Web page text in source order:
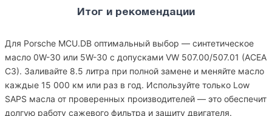
Итог и рекомендации
Для Porsche MCU.DB оптимальный выбор — синтетическое
масло 0W-30 или 5W-30 с допусками VW 507.00/507.01 (ACEA
C3). Заливайте 8.5 литра при полной замене и меняйте масло
каждые 15 000 км или раз в год. Используйте только Low
SAPS масла от проверенных производителей — это обеспечит
долгую работу сажевого фильтра и защиту двигателя.